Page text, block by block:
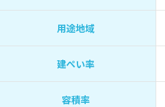
用途地域
建ぺい率
容積率